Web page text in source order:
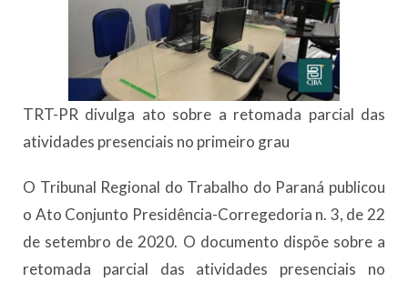
TRT-PR divulga ato sobre a retomada parcial das
atividades presenciais no primeiro grau
O Tribunal Regional do Trabalho do Paraná publicou
o Ato Conjunto Presidência-Corregedoria n. 3, de 22
de setembro de 2020. O documento dispõe sobre a
retomada parcial das atividades presenciais no